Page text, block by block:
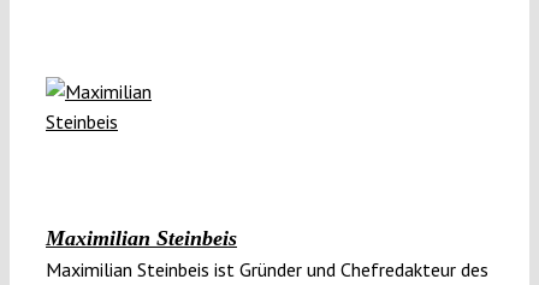
Maximilian Steinbeis
Maximilian Steinbeis ist Gründer und Chefredakteur des